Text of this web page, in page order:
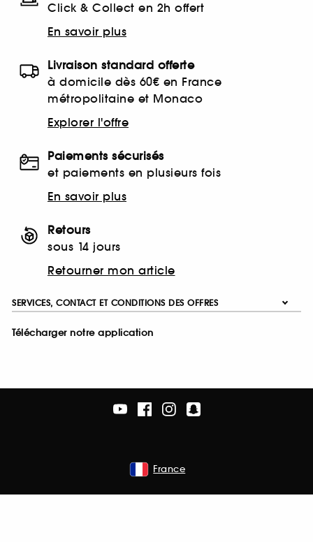
Click & Collect en 2h offert
En savoir plus
Livraison standard offerte
à domicile dès 60€ en France
métropolitaine et Monaco
Explorer l'offre
Paiements sécurisés
et paiements en plusieurs fois
En savoir plus
Retours
sous 14 jours
Retourner mon article
SERVICES, CONTACT ET CONDITIONS DES OFFRES
Télécharger notre application
France